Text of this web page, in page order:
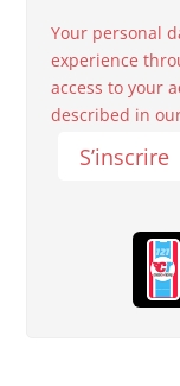
Your personal
experience
access to your
described in
S’inscrire